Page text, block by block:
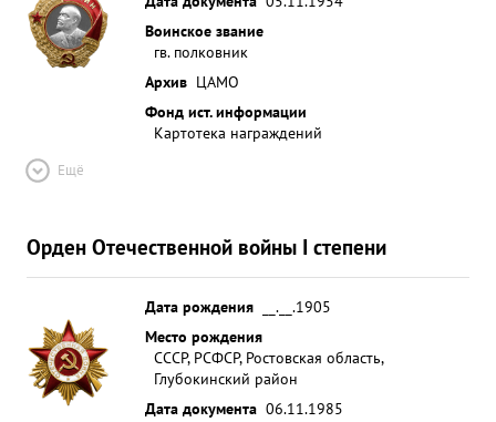
Воинское звание
гв. полковник
Архив ЦАМО
Фонд ист. информации
Картотека награждений
Ещё
Орден Отечественной войны I степени
Дата рождения
__.__.1905
Место рождения
СССР, РСФСР, Ростовская область,
Глубокинский район
Дата документа 06.11.1985